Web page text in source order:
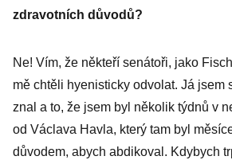
zdravotních důvodů?
Ne! Vím, že někteří senátoři, jako
mě chtěli hyenisticky odvolat. Já jsem
znal a to, že jsem byl několik týdnů v
od Václava Havla, který tam byl
důvodem, abych abdikoval. Kdybych